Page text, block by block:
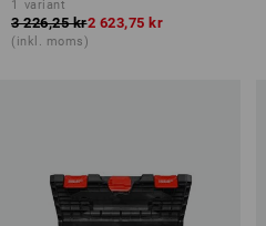
1 variant
3 226,25 kr2 623,75 kr
(inkl. moms)